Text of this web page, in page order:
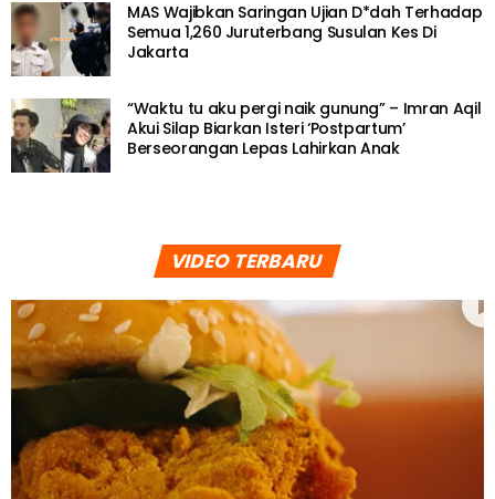
MAS Wajibkan Saringan Ujian D*dah Terhadap
Semua 1,260 Juruterbang Susulan Kes Di
Jakarta
“Waktu tu aku pergi naik gunung” – Imran Aqil
Akui Silap Biarkan Isteri ‘Postpartum’
Berseorangan Lepas Lahirkan Anak
VIDEO TERBARU